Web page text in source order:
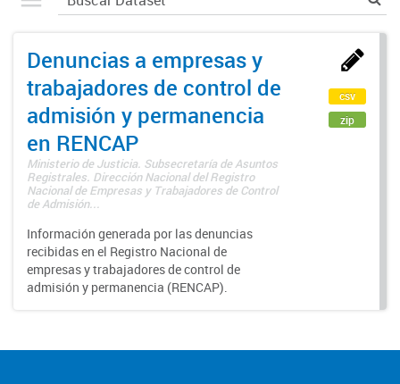
Denuncias a empresas y
trabajadores de control de
admisión y permanencia
en RENCAP
Ministerio de Justicia. Subsecretaría de Asuntos
Registrales. Dirección Nacional del Registro
Nacional de Empresas y Trabajadores de Control
de Admisión...
Información generada por las denuncias
recibidas en el Registro Nacional de
empresas y trabajadores de control de
admisión y permanencia (RENCAP).
csv
zip